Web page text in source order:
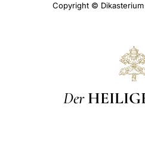
Copyright ©
Der